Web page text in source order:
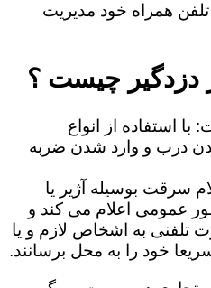
همراه خود مدیریت
دزدگیر چیست ؟
استفاده از انواع
درب و وارد شدن ضربه
سرقت بوسیله آژیر یا
عمومی اعلام می کند و
تلفنی به اشخاص لازم و یا
خود را به محل برسانند.